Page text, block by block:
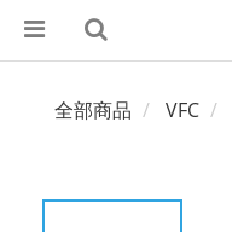
全部商品 VFC